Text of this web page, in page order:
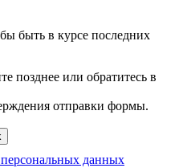
быть в курсе последних
позднее или обратитесь в
отправки формы.
персональных данных